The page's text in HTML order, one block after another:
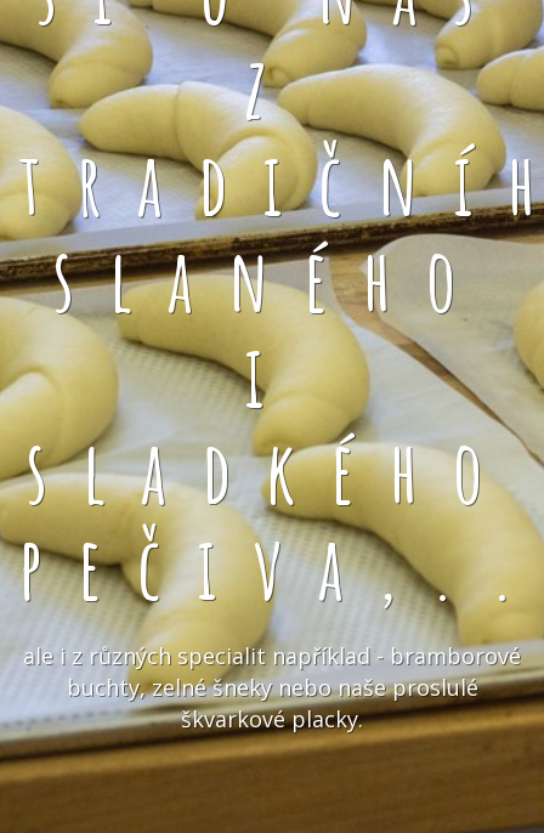
z
slaného
i
sladkého
ale i z různých specialit například - bramborové
buchty, zelné šneky nebo naše proslulé
škvarkové placky.